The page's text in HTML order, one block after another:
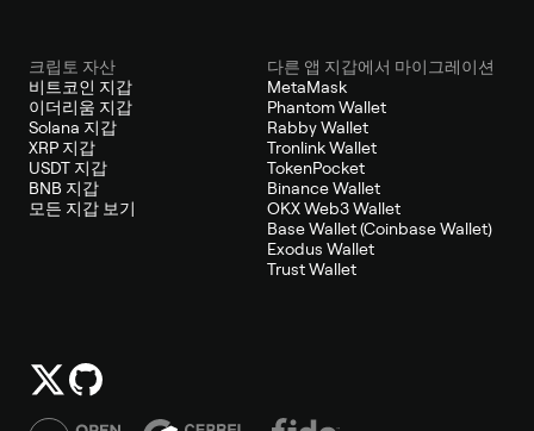
크립토 자산
비트코인 지갑
이더리움 지갑
Solana 지갑
XRP 지갑
USDT 지갑
BNB 지갑
모든 지갑 보기
다른 앱 지갑에서 마이그레이션
MetaMask
Phantom Wallet
Rabby Wallet
Tronlink Wallet
TokenPocket
Binance Wallet
OKX Web3 Wallet
Base Wallet (Coinbase Wallet)
Exodus Wallet
Trust Wallet